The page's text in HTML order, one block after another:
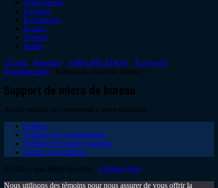
Notre équipe
Location
Événements
Horaire
Contact
Panier
Accueil / Boutique / AMPLIFICATION / Accessoire
d'amplification / Support de micro de bureau
Support de micro de bureau
Aucun produit ne correspond à votre sélection.
Contact
Politique de confidentialité
Politique de retour et garantie
Termes et conditions
© 2025 - tous droits réservés - Cardinal Web
Nous utilisons des témoins pour nous assurer de vous offrir la